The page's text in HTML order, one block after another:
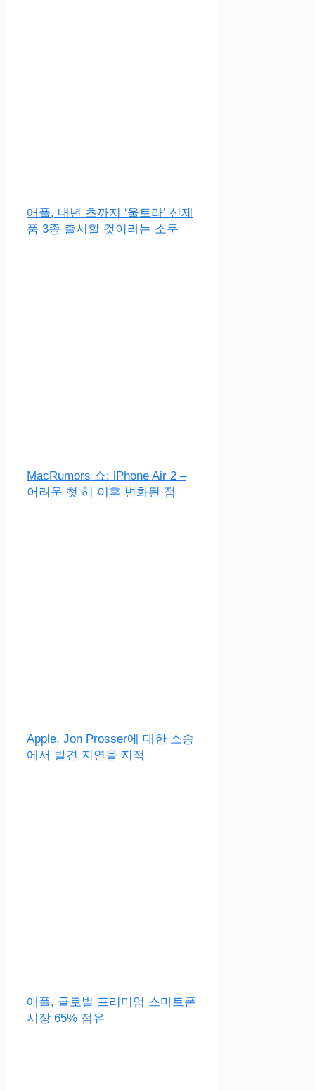
애플, 내년 초까지 ‘울트라’ 신제
품 3종 출시할 것이라는 소문
MacRumors 쇼: iPhone Air 2 –
어려운 첫 해 이후 변화된 점
Apple, Jon Prosser에 대한 소송
에서 발견 지연을 지적
애플, 글로벌 프리미엄 스마트폰
시장 65% 점유